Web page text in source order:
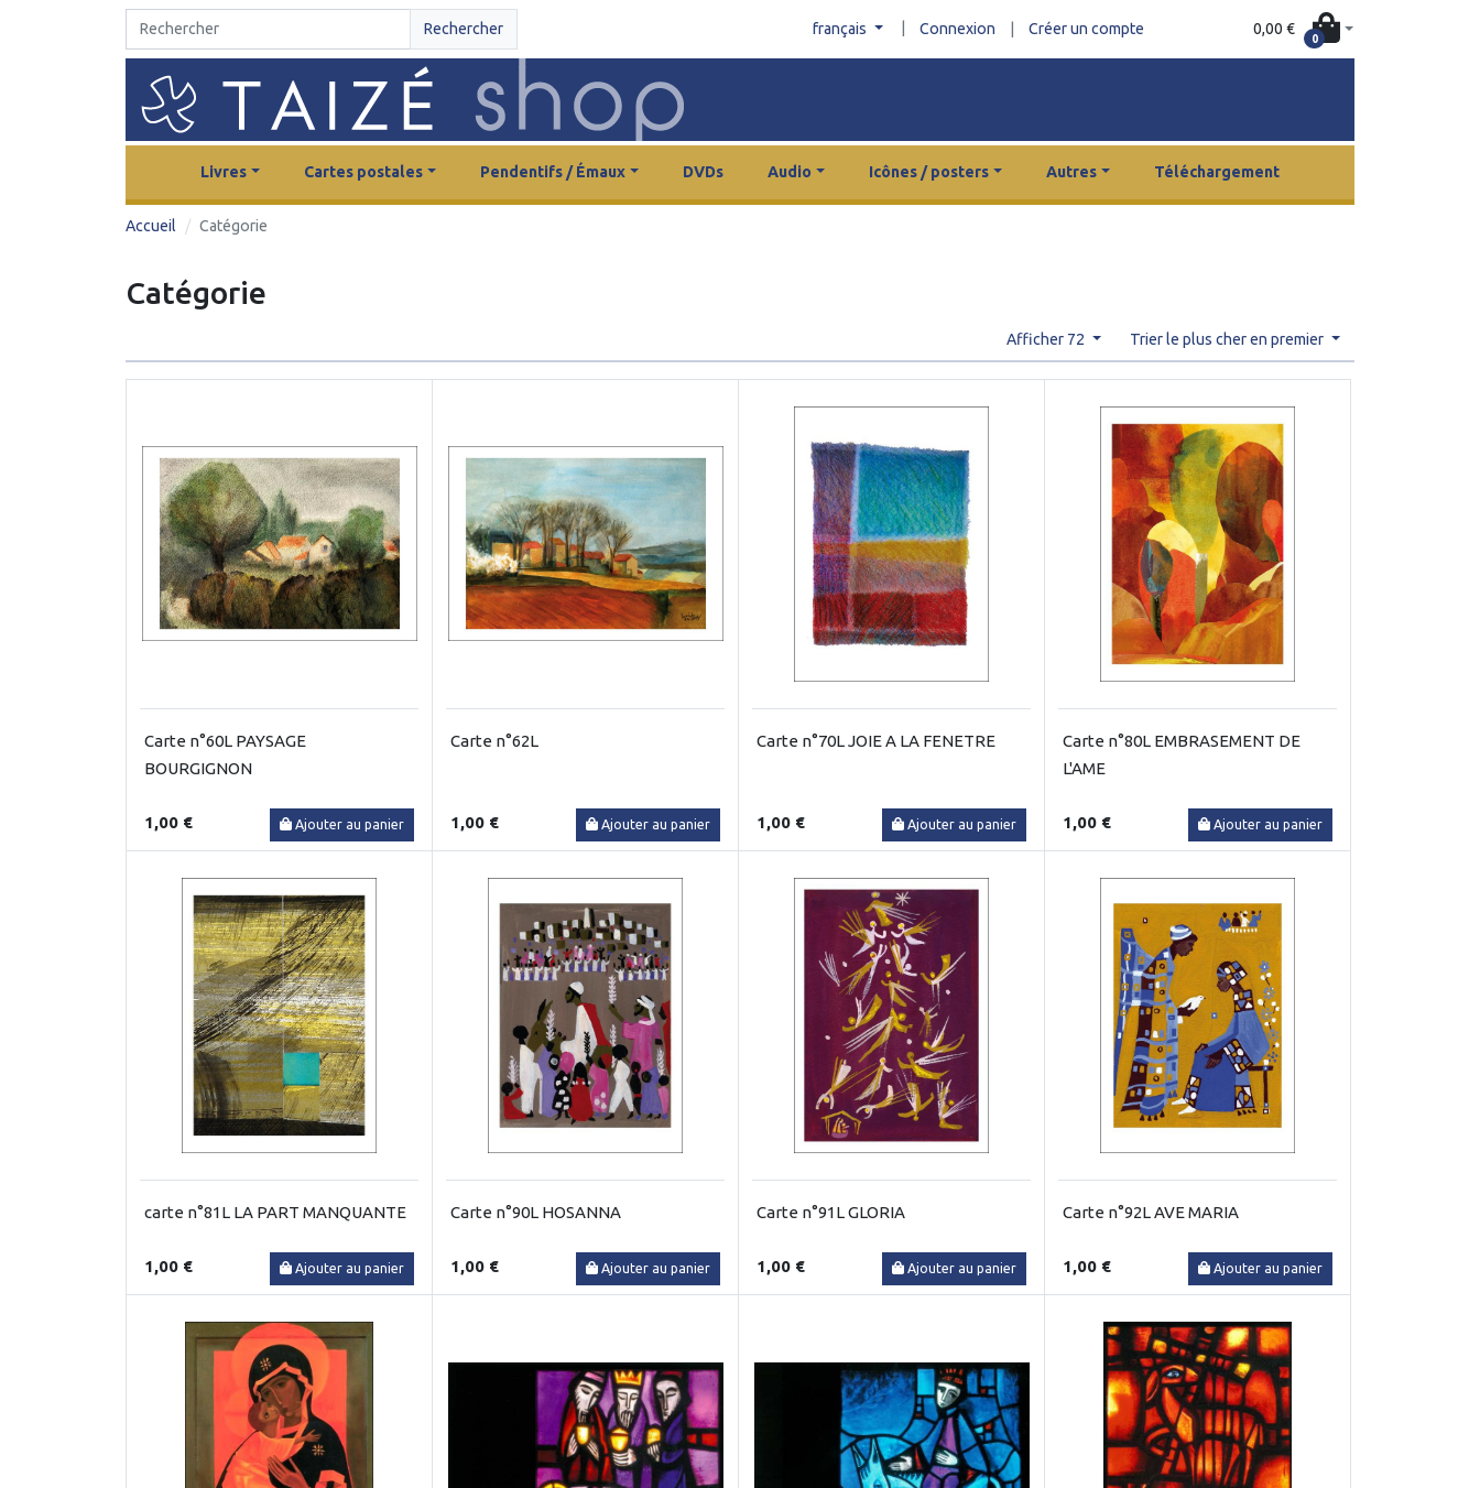
Rechercher français Connexion Créer un compte 0,00 €
0
Livres Cartes postales Pendentifs / Émaux DVDs Audio Icônes / posters Autres Téléchargement
Accueil Catégorie
Catégorie
Afficher 72 Trier le plus cher en premier
Carte n°60L PAYSAGE
BOURGIGNON
1,00 € Ajouter au panier
Carte n°62L
1,00 € Ajouter au panier
Carte n°70L JOIE A LA FENETRE
1,00 € Ajouter au panier
Carte n°80L EMBRASEMENT DE
L'AME
1,00 € Ajouter au panier
carte n°81L LA PART MANQUANTE
1,00 € Ajouter au panier
Carte n°90L HOSANNA
1,00 € Ajouter au panier
Carte n°91L GLORIA
1,00 € Ajouter au panier
Carte n°92L AVE MARIA
1,00 € Ajouter au panier